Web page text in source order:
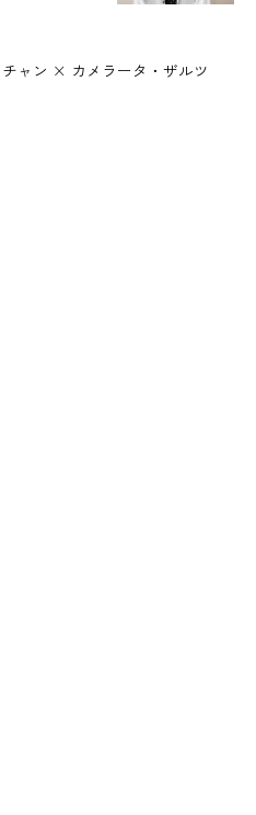
ャン × カメラータ・ザルツ